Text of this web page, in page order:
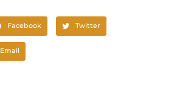
Facebook Twitter
Email